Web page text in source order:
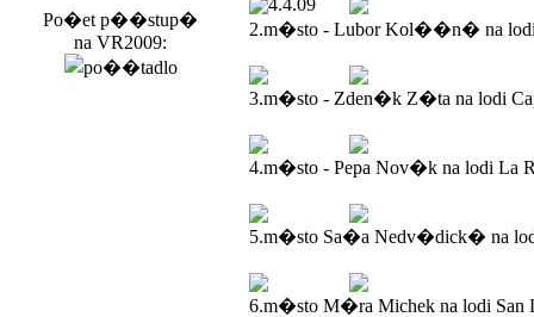
Po�et p��stup�
na VR2009:
4.4.09
2.m�sto - Lubor Kol��n� na
3.m�sto - Zden�k Z�ta na lodi
4.m�sto - Pepa Nov�k na lodi La
5.m�sto Sa�a Nedv�dick� na
6.m�sto M�ra Michek na lodi San